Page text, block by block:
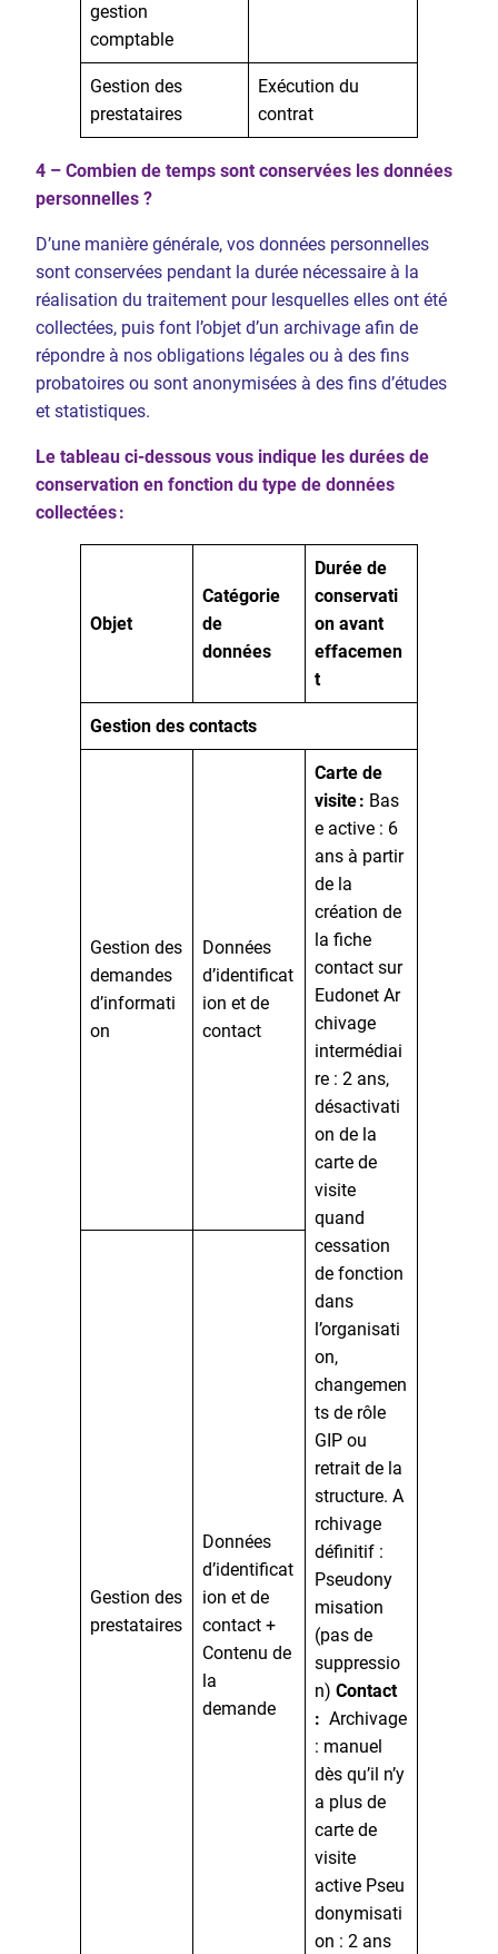
gestion
comptable
Gestion des
prestataires
Exécution du
contrat
4 – Combien de temps sont conservées les données
personnelles ?
D’une manière générale, vos données personnelles
sont conservées pendant la durée nécessaire à la
réalisation du traitement pour lesquelles elles ont été
collectées, puis font l’objet d’un archivage afin de
répondre à nos obligations légales ou à des fins
probatoires ou sont anonymisées à des fins d’études
et statistiques.
Le tableau ci-dessous vous indique les durées de
conservation en fonction du type de données
collectées :
Objet
Catégorie
de
données
Durée de
conservati
on avant
effacemen
t
Gestion des contacts
Gestion des
demandes
d’informati
on
Données
d’identificat
ion et de
contact
Carte de
visite : Bas
e active : 6
ans à partir
de la
création de
la fiche
contact sur
Eudonet Ar
chivage
intermédiai
re : 2 ans,
désactivati
on de la
carte de
visite
quand
cessation
de fonction
dans
l’organisati
on,
changemen
ts de rôle
GIP ou
retrait de la
structure. A
rchivage
définitif :
Pseudony
misation
(pas de
suppressio
n)Contact
: Archivage
: manuel
dès qu’il n’y
a plus de
carte de
visite
active Pseu
donymisati
on : 2 ans
Gestion des
prestataires
Données
d’identificat
ion et de
contact +
Contenu de
la
demande